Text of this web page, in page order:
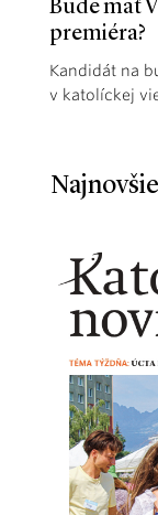
Bude mať
premiéra?
Kandidát na
v katolíckej